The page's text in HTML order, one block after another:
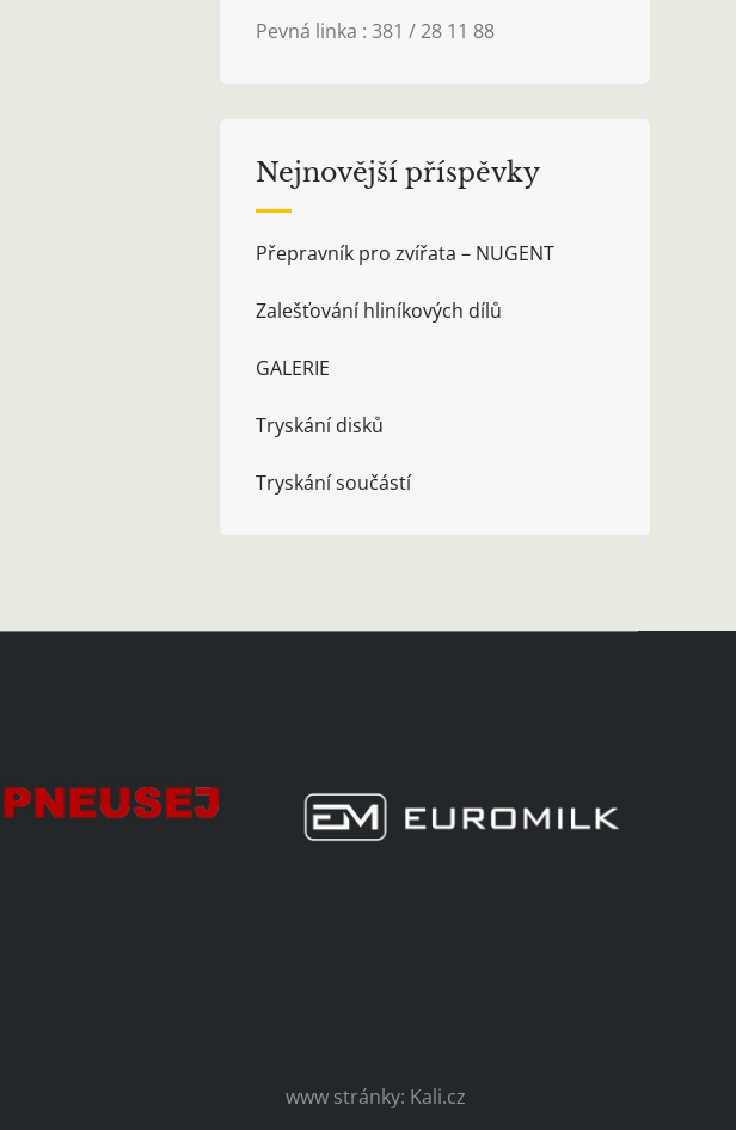
Pevná linka : 381 / 28 11 88
Nejnovější příspěvky
Přepravník pro zvířata – NUGENT
Zalešťování hliníkových dílů
GALERIE
Tryskání disků
Tryskání součástí
www stránky: Kali.cz